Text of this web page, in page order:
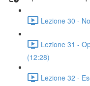
Lezione 30 -
Lezione 31 -
(12:28)
Lezione 32 -